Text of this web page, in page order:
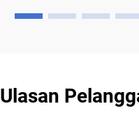
Ulasan